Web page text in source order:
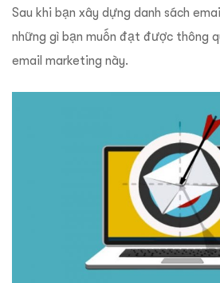
Sau khi bạn xây dựng danh sách
những gì bạn muốn đạt được thông
email marketing này.